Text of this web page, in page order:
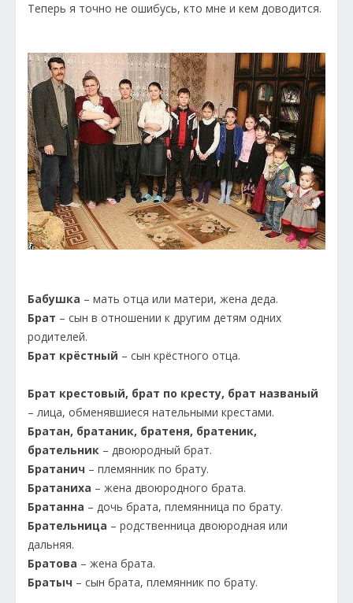
Теперь я точно не ошибусь, кто мне и кем доводится.
Бабушка – мать отца или матери, жена деда.
Брат – сын в отношении к другим детям одних
родителей.
Брат крёстный – сын крёстного отца.
Брат крестовый, брат по кресту, брат названый
– лица, обменявшиеся нательными крестами.
Братан, братаник, братеня, братеник,
брательник – двоюродный брат.
Братанич – племянник по брату.
Братаниха – жена двоюродного брата.
Братанна – дочь брата, племянница по брату.
Брательница – родственница двоюродная или
дальняя.
Братова – жена брата.
Братыч – сын брата, племянник по брату.